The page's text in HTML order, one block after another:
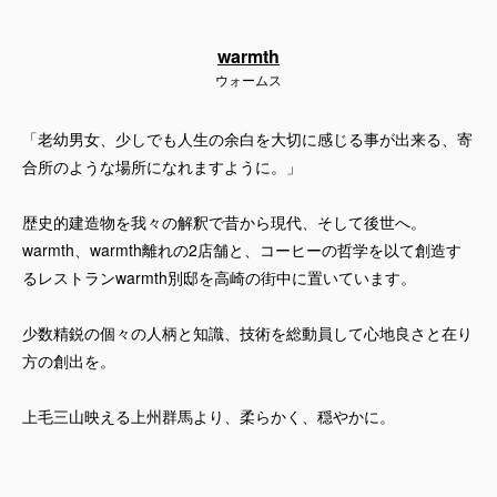
warmth
ウォームス
「老幼男女、少しでも人生の余白を大切に感じる事が出来る、寄
合所のような場所になれますように。」
歴史的建造物を我々の解釈で昔から現代、そして後世へ。
warmth、warmth離れの2店舗と、コーヒーの哲学を以て創造す
るレストランwarmth別邸を高崎の街中に置いています。
少数精鋭の個々の人柄と知識、技術を総動員して心地良さと在り
方の創出を。
上毛三山映える上州群馬より、柔らかく、穏やかに。